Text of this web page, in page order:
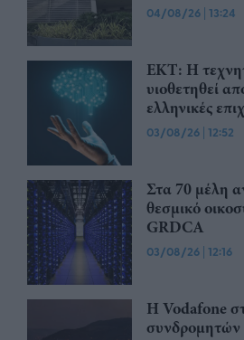
04/08/26 | 13:24
ΕΚΤ: Η
υιοθετηθεί
ελληνικές
03/08/26 | 12:52
Στα 70 μέλη
θεσμικό
GRDCA
03/08/26 | 12:16
Η Vodafone
συνδρομητών